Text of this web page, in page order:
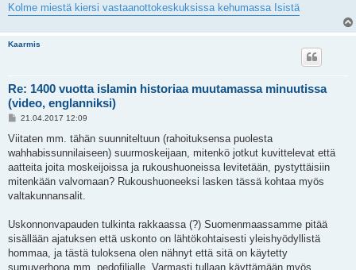
Kolme miestä kiersi vastaanottokeskuksissa kehumassa Isistä
Kaarmis
Re: 1400 vuotta islamin historiaa muutamassa minuutissa
(video, englanniksi)
V
e
t
i
21.04.2017 12:09
Viitaten mm. tähän suunniteltuun (rahoituksensa puolesta
wahhabissunnilaiseen) suurmoskeijaan, mitenkö jotkut kuvittelevat että
aatteita joita moskeijoissa ja rukoushuoneissa levitetään, pystyttäisiin
mitenkään valvomaan? Rukoushuoneeksi lasken tässä kohtaa myös
valtakunnansalit.
Uskonnonvapauden tulkinta rakkaassa (?) Suomenmaassamme pitää
sisällään ajatuksen että uskonto on lähtökohtaisesti yleishyödyllistä
hommaa, ja tästä tuloksena olen nähnyt että sitä on käytetty
sumuverhona mm. pedofilialle. Varmasti tullaan käyttämään myös